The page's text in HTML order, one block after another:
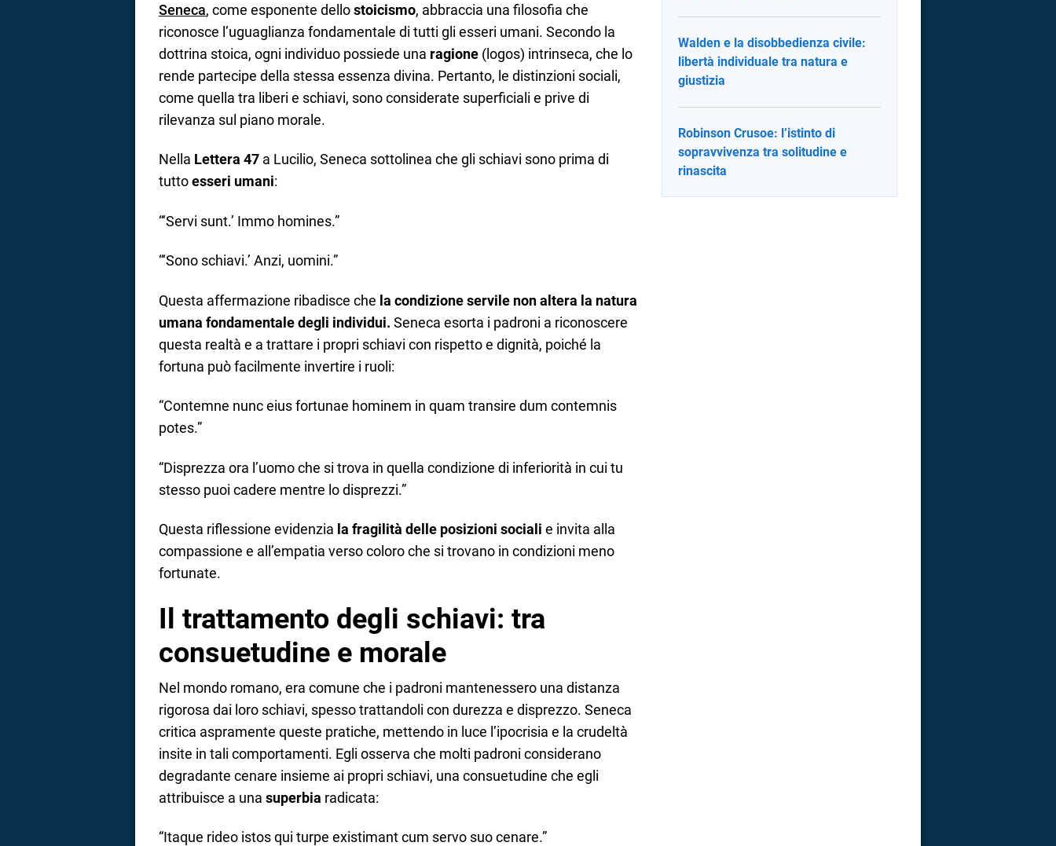
Seneca, come esponente dellostoicismo, abbraccia una filosofia che
riconosce l’uguaglianza fondamentale di tutti gli esseri umani. Secondo la
dottrina stoica, ogni individuo possiede una ragione (logos) intrinseca, che lo
rende partecipe della stessa essenza divina. Pertanto, le distinzioni sociali,
come quella tra liberi e schiavi, sono considerate superficiali e prive di
rilevanza sul piano morale.
Nella Lettera 47 a Lucilio, Seneca sottolinea che gli schiavi sono prima di
tuttoesseri umani:
“‘Servi sunt.’ Immo homines.”
“‘Sono schiavi.’ Anzi, uomini.”
Questa affermazione ribadisce che la condizione servile non altera la natura
umana fondamentale degli individui. Seneca esorta i padroni a riconoscere
questa realtà e a trattare i propri schiavi con rispetto e dignità, poiché la
fortuna può facilmente invertire i ruoli:
“Contemne nunc eius fortunae hominem in quam transire dum contemnis
potes.”
“Disprezza ora l’uomo che si trova in quella condizione di inferiorità in cui tu
stesso puoi cadere mentre lo disprezzi.”
Questa riflessione evidenzia la fragilità delle posizioni sociali e invita alla
compassione e all’empatia verso coloro che si trovano in condizioni meno
fortunate.
Il trattamento degli schiavi: tra
consuetudine e morale
Nel mondo romano, era comune che i padroni mantenessero una distanza
rigorosa dai loro schiavi, spesso trattandoli con durezza e disprezzo. Seneca
critica aspramente queste pratiche, mettendo in luce l’ipocrisia e la crudeltà
insite in tali comportamenti. Egli osserva che molti padroni considerano
degradante cenare insieme ai propri schiavi, una consuetudine che egli
attribuisce a una superbia radicata:
“Itaque rideo istos qui turpe existimant cum servo suo cenare.”
Walden e la disobbedienza civile:
libertà individuale tra natura e
giustizia
Robinson Crusoe: l’istinto di
sopravvivenza tra solitudine e
rinascita